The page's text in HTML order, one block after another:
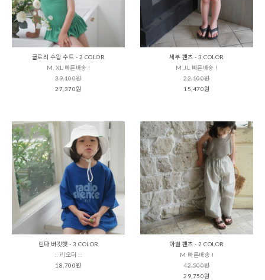
글로리 수읨 수트 - 2 COLOR
M, XL 빠른배송 !
39,100원
27,370원
세부 팬츠 - 3 COLOR
M,JL 빠른배송 !
22,100원
15,470원
린다 버킷햇 - 3 COLOR
:: 리오더 ::
18,700원
아벨 팬츠 - 2 COLOR
M 빠른배송 !
42,500원
29,750원